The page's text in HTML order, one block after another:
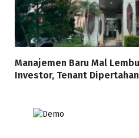
Manajemen Baru Mal
Investor, Tenant